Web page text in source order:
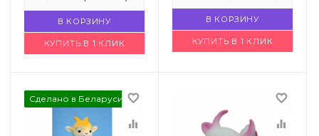
В КОРЗИНУ
КУПИТЬ В 1 КЛИК
В КОРЗИНУ
КУПИТЬ В 1 КЛИК
Сделано в Беларуси favorite_border
equalizer
favorite_border
equalizer